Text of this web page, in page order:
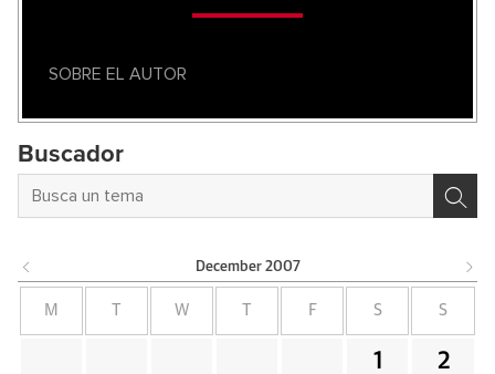
SOBRE EL AUTOR
Buscador
December 2007
M W F S S
1 2